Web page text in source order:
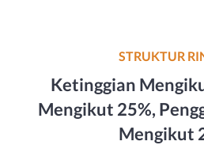
STRUKTUR
Ketinggian
Mengikut 25%,
Mengikut